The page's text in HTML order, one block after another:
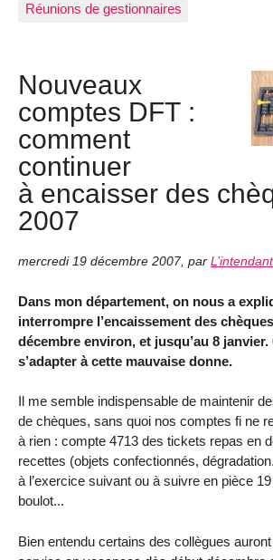
Réunions de gestionnaires
Nouveaux
comptes DFT :
comment
continuer
à encaisser des
2007
mercredi 19 décembre 2007, par
Dans mon département, on nous a
interrompre l’encaissement des
décembre environ, et jusqu’au 8
s’adapter à cette mauvaise donne.
Il me semble indispensable de maintenir
de chèques, sans quoi nos comptes fi ne
à rien : compte 4713 des tickets repas en
recettes (objets confectionnés,
à l’exercice suivant ou à suivre en pièce
boulot...
Bien entendu certains des collègues